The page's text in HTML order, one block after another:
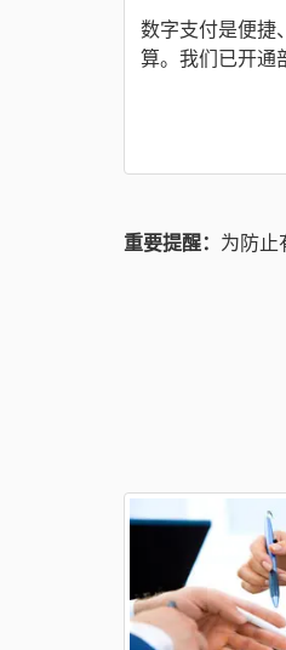
数字支付是便捷
算。我们已开通
重要提醒： 为防止